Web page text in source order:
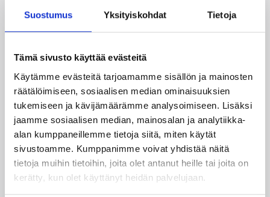
Suostumus Yksityiskohdat Tietoja
Tämä sivusto käyttää evästeitä
Käytämme evästeitä tarjoamamme sisällön ja mainosten
räätälöimiseen, sosiaalisen median ominaisuuksien
tukemiseen ja kävijämäärämme analysoimiseen. Lisäksi
jaamme sosiaalisen median, mainosalan ja analytiikka-
alan kumppaneillemme tietoja siitä, miten käytät
sivustoamme. Kumppanimme voivat yhdistää näitä
tietoja muihin tietoihin, joita olet antanut heille tai joita on
kerätty, kun olet käyttänyt heidän palvelujaan.
Maajoukkueet 06.08.2026 10:14
Edulliset liput Susijengin ja
Susiladiesin elokuun
kotimaaotteluihin nyt
myynnissä
Susiladiesin elokuun kotiturnaus ja Susijengin